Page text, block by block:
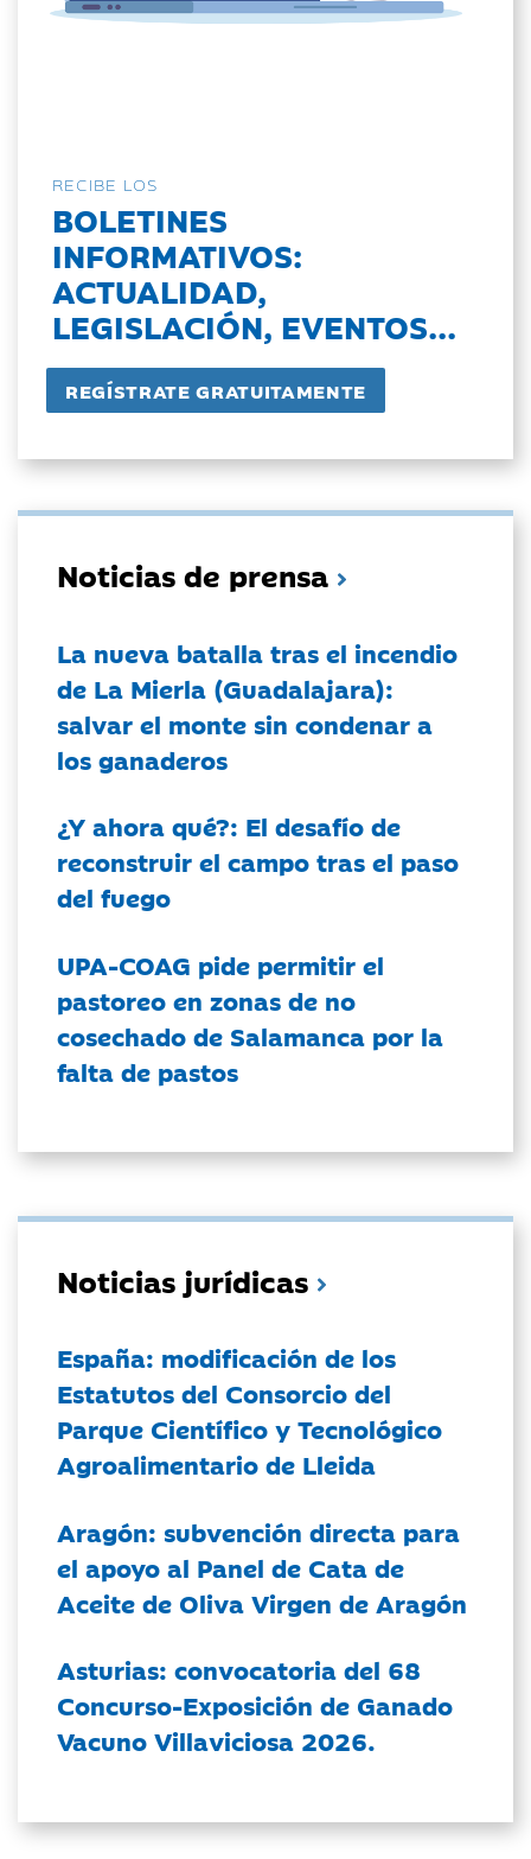
RECIBE LOS
BOLETINES
INFORMATIVOS:
ACTUALIDAD,
LEGISLACIÓN, EVENTOS...
Noticias de prensa
La nueva batalla tras el incendio
de La Mierla (Guadalajara):
salvar el monte sin condenar a
los ganaderos
¿Y ahora qué?: El desafío de
reconstruir el campo tras el paso
del fuego
UPA-COAG pide permitir el
pastoreo en zonas de no
cosechado de Salamanca por la
falta de pastos
Noticias jurídicas
España: modificación de los
Estatutos del Consorcio del
Parque Científico y Tecnológico
Agroalimentario de Lleida
Aragón: subvención directa para
el apoyo al Panel de Cata de
Aceite de Oliva Virgen de Aragón
Asturias: convocatoria del 68
Concurso-Exposición de Ganado
Vacuno Villaviciosa 2026.